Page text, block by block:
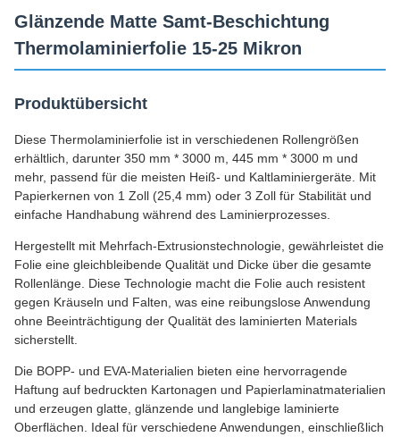
Glänzende Matte Samt-Beschichtung
Thermolaminierfolie 15-25 Mikron
Produktübersicht
Diese Thermolaminierfolie ist in verschiedenen Rollengrößen
erhältlich, darunter 350 mm * 3000 m, 445 mm * 3000 m und
mehr, passend für die meisten Heiß- und Kaltlaminiergeräte. Mit
Papierkernen von 1 Zoll (25,4 mm) oder 3 Zoll für Stabilität und
einfache Handhabung während des Laminierprozesses.
Hergestellt mit Mehrfach-Extrusionstechnologie, gewährleistet die
Folie eine gleichbleibende Qualität und Dicke über die gesamte
Rollenlänge. Diese Technologie macht die Folie auch resistent
gegen Kräuseln und Falten, was eine reibungslose Anwendung
ohne Beeinträchtigung der Qualität des laminierten Materials
sicherstellt.
Die BOPP- und EVA-Materialien bieten eine hervorragende
Haftung auf bedruckten Kartonagen und Papierlaminatmaterialien
und erzeugen glatte, glänzende und langlebige laminierte
Oberflächen. Ideal für verschiedene Anwendungen, einschließlich